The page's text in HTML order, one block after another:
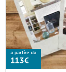
a partire da
113€